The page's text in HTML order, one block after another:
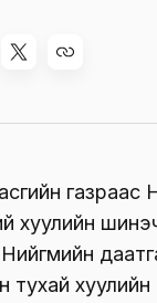
газраас
хуулийн
Нийгмийн
тухай